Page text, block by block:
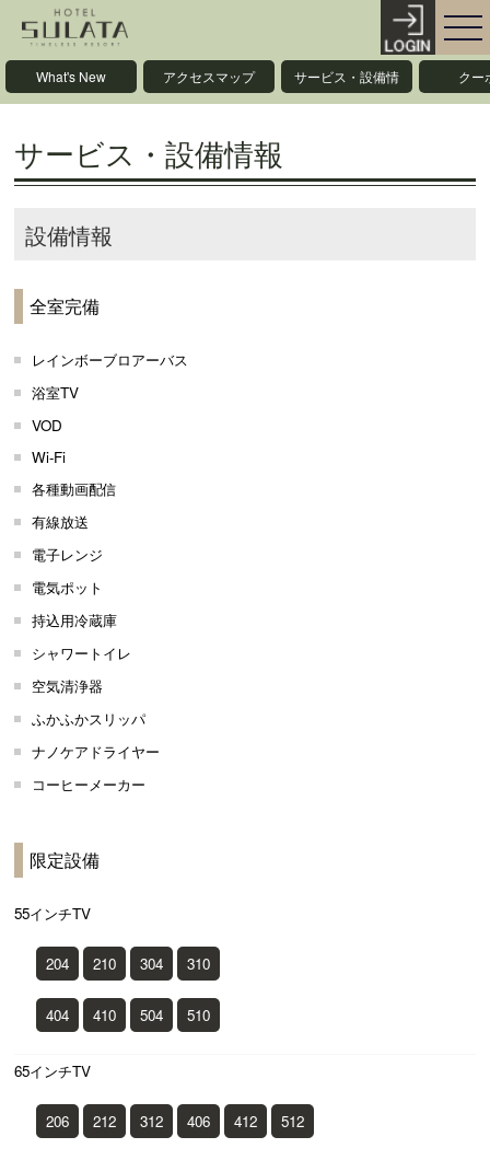
What's New アクセスマップ
サービス・設備情
報
クー
サービス・設備情報
設備情報
全室完備
レインボーブロアーバス
浴室TV
VOD
Wi-Fi
各種動画配信
有線放送
電子レンジ
電気ポット
持込用冷蔵庫
シャワートイレ
空気清浄器
ふかふかスリッパ
ナノケアドライヤー
コーヒーメーカー
限定設備
55インチTV
204 210 304 310
404 410 504 510
65インチTV
206 212 312 406 412 512